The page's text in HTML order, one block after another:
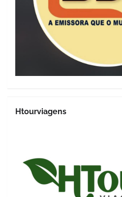
Htourviagens